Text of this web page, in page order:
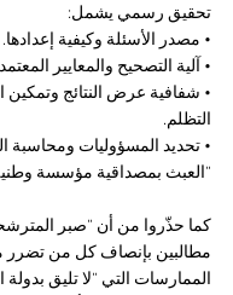
تحقيق رسمي يشمل:
• مصدر الأسئلة وكيفية إعدادها.
• آلية التصحيح والمعايير
• شفافية عرض النتائج
التظلم.
• تحديد المسؤوليات ومحاسبة
“العبث بمصداقية مؤسسة
كما حذّروا من أن “صبر
مطالبين بإنصاف كل من تضرر
الممارسات التي “لا تليق